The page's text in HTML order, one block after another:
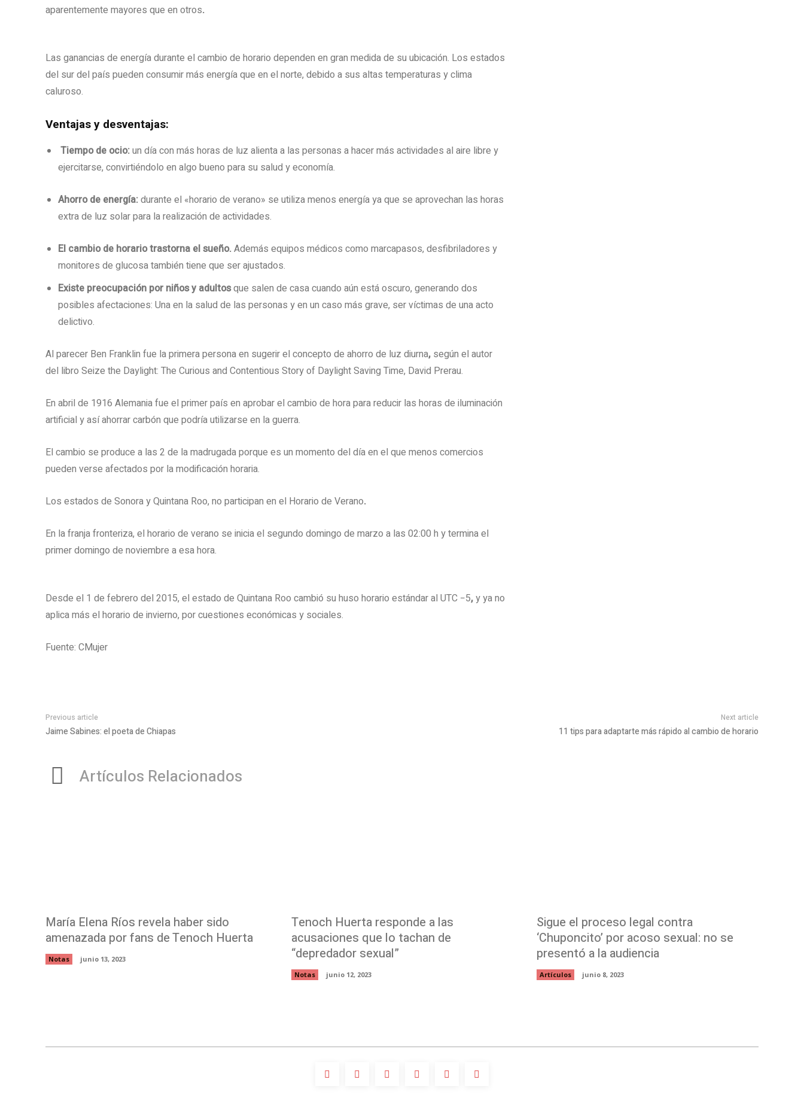
aparentemente mayores que en otros.
Las ganancias de energía durante el cambio de horario dependen en gran medida de su ubicación. Los estados
del sur del país pueden consumir más energía que en el norte, debido a sus altas temperaturas y clima
caluroso.
Ventajas y desventajas:
Tiempo de ocio:un día con más horas de luz alienta a las personas a hacer más actividades al aire libre y
ejercitarse, convirtiéndolo en algo bueno para su salud y economía.
Ahorro de energía:durante el «horario de verano» se utiliza menos energía ya que se aprovechan las horas
extra de luz solar para la realización de actividades.
El cambio de horario trastorna el sueño.Además equipos médicos como marcapasos, desfibriladores y
monitores de glucosa también tiene que ser ajustados.
Existe preocupación por niños y adultosque salen de casa cuando aún está oscuro, generando dos
posibles afectaciones: Una en la salud de las personas y en un caso más grave, ser víctimas de una acto
delictivo.
Al parecer Ben Franklin fue la primera persona en sugerir el concepto de ahorro de luz diurna, según el autor
del libro Seize the Daylight: The Curious and Contentious Story of Daylight Saving Time, David Prerau.
En abril de 1916 Alemania fue el primer país en aprobar el cambio de hora para reducir las horas de iluminación
artificial y así ahorrar carbón que podría utilizarse en la guerra.
El cambio se produce a las 2 de la madrugada porque es un momento del día en el que menos comercios
pueden verse afectados por la modificación horaria.
Los estados de Sonora y Quintana Roo, no participan en el Horario de Verano.
En la franja fronteriza, el horario de verano se inicia el segundo domingo de marzo a las 02:00 h y termina el
primer domingo de noviembre a esa hora.
Desde el 1 de febrero del 2015, el estado de Quintana Roo cambió su huso horario estándar al UTC −5,y ya no
aplica más el horario de invierno, por cuestiones económicas y sociales.
Fuente: CMujer
Previous article
Jaime Sabines: el poeta de Chiapas
Next article
11 tips para adaptarte más rápido al cambio de horario
Artículos Relacionados
María Elena Ríos revela haber sido
amenazada por fans de Tenoch Huerta
Notas junio 13, 2023
Tenoch Huerta responde a las
acusaciones que lo tachan de
“depredador sexual”
Notas junio 12, 2023
Sigue el proceso legal contra
‘Chuponcito’ por acoso sexual: no se
presentó a la audiencia
Artículos junio 8, 2023